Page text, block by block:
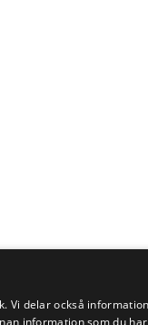
Vi delar också
information som du